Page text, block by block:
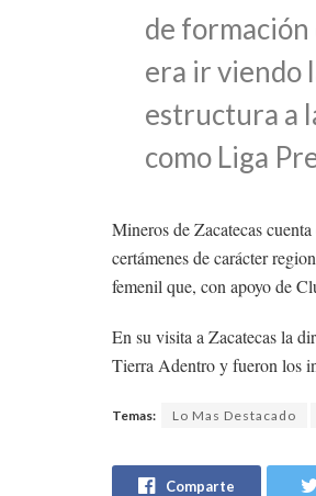
de
era ir viendo
estructura a
como Liga
Mineros de Zacatecas
certámenes de carácter
femenil que, con apoyo de
En su visita a Zacatecas la
Tierra Adentro y fueron los
Temas: Lo Mas Destacado
Comparte